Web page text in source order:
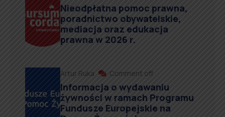
Nieodpłatna pomoc prawna,
poradnictwo obywatelskie,
mediacja oraz edukacja
prawna w 2026 r.
Artur Ruka Comment off
Informacja o wydawaniu
żywności w ramach Programu
Fundusze Europejskie na